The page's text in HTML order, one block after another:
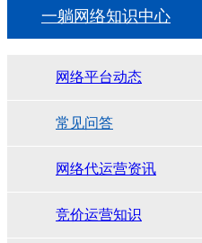
一躺网络知识中心
网络平台动态
常见问答
网络代运营资讯
竞价运营知识